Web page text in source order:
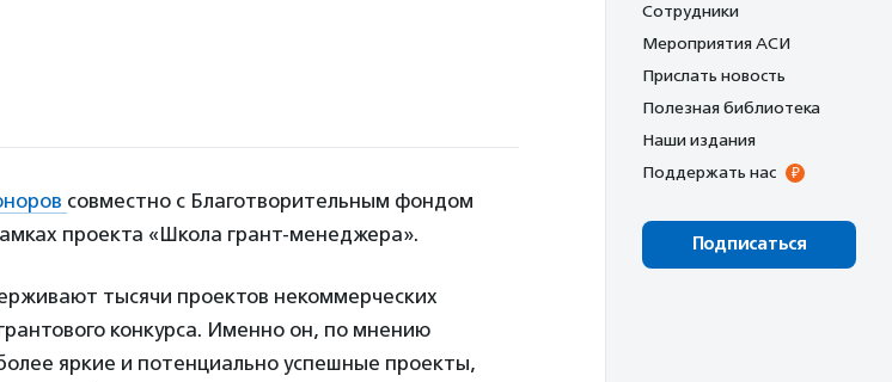
совместно с Благотворительным фондом
проекта «Школа грант-менеджера».
тысячи проектов некоммерческих
конкурса. Именно он, по мнению
яркие и потенциально успешные проекты,
Сотрудники
Мероприятия АСИ
Прислать новость
Полезная библиотека
Наши издания
Поддержать нас
Подписаться